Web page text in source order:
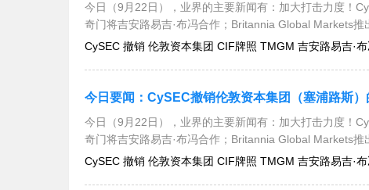
今日（9月22日），业界的主要新闻有：加大打击力度！
奇门将吉安路易吉·布冯合作；Britannia Global Markets推
CySEC 撤销 伦敦资本集团 CIF牌照 TMGM 吉安路易吉·
今日（9月22日），业界的主要新闻有：加大打击力度！
奇门将吉安路易吉·布冯合作；Britannia Global Markets推
CySEC 撤销 伦敦资本集团 CIF牌照 TMGM 吉安路易吉·